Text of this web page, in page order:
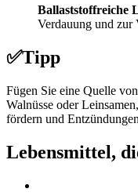
Ballaststoffreiche
Verdauung und zur
✅Tipp
Fügen Sie eine Quelle
Walnüsse oder
fördern und
Lebensmittel,